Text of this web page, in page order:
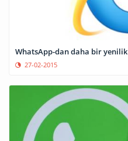
WhatsApp-dan daha bir yenilik
27-02-2015